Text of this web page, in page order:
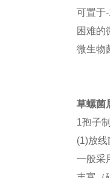
可置于-
困难的
微生物
草螺菌
1孢子
(1)放线
一般采